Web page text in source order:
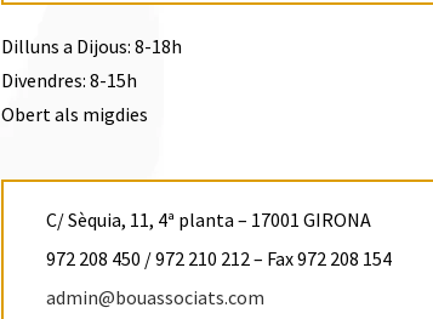
Dilluns a Dijous: 8-18h
Divendres: 8-15h
Obert als migdies
C/ Sèquia, 11, 4ª planta – 17001 GIRONA
972 208 450 / 972 210 212 – Fax 972 208 154
admin@bouassociats.com